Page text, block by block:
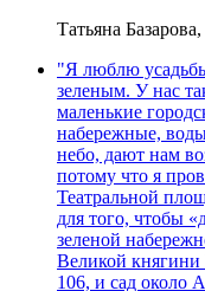
Татьяна
"Я люблю
зеленым. У нас
маленькие
набережные,
небо, дают нам
потому что я
Театральной
для того, чтобы
зеленой
Великой
106, и сад около